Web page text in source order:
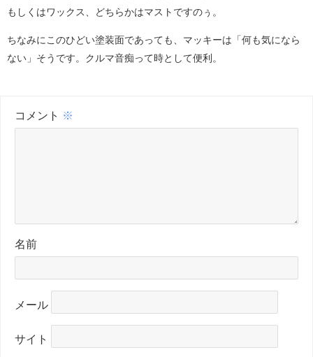
もしくはワックス、どちらかはマストですのぅ。
ちなみにこのひどい塗装面であっても、マッキーは「何も気になら
ない」そうです。クルマ音痴って時として便利。
コメント ※
名前
メール
サイト